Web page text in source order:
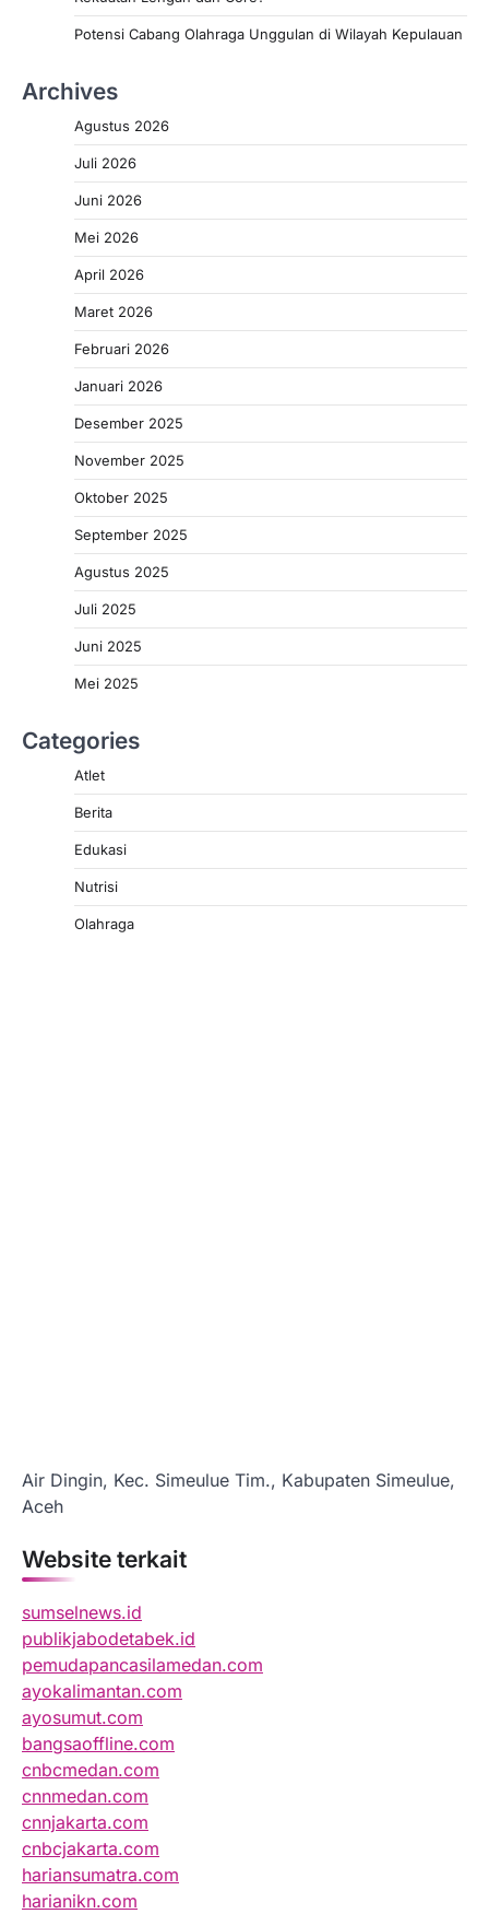
Potensi Cabang Olahraga Unggulan di Wilayah Kepulauan
Archives
Agustus 2026
Juli 2026
Juni 2026
Mei 2026
April 2026
Maret 2026
Februari 2026
Januari 2026
Desember 2025
November 2025
Oktober 2025
September 2025
Agustus 2025
Juli 2025
Juni 2025
Mei 2025
Categories
Atlet
Berita
Edukasi
Nutrisi
Olahraga
Air Dingin, Kec. Simeulue Tim., Kabupaten Simeulue,
Aceh
Website terkait
sumselnews.id
publikjabodetabek.id
pemudapancasilamedan.com
ayokalimantan.com
ayosumut.com
bangsaoffline.com
cnbcmedan.com
cnnmedan.com
cnnjakarta.com
cnbcjakarta.com
hariansumatra.com
harianikn.com